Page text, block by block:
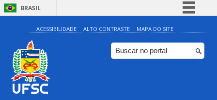
BRASIL
Simplifique!
Comunica BR
Participe
ACESSIBILIDADE ALTO CONTRASTE MAPA DO SITE